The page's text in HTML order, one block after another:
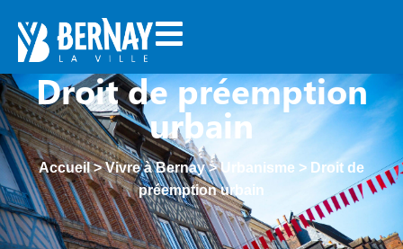
Droit de préemption
urbain
Accueil>Vivre à Bernay>Urbanisme > Droit de
préemption urbain